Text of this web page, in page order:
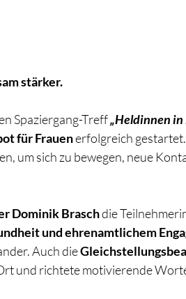
stärker.
Spaziergang-Treff „Heldinnen in
für Frauen erfolgreich
um sich zu bewegen, neue
Dominik Brasch die
und ehrenamtlichem
Auch die
und richtete motivierende